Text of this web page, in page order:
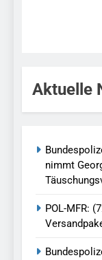
Aktuelle
nimmt
POL-MFR: